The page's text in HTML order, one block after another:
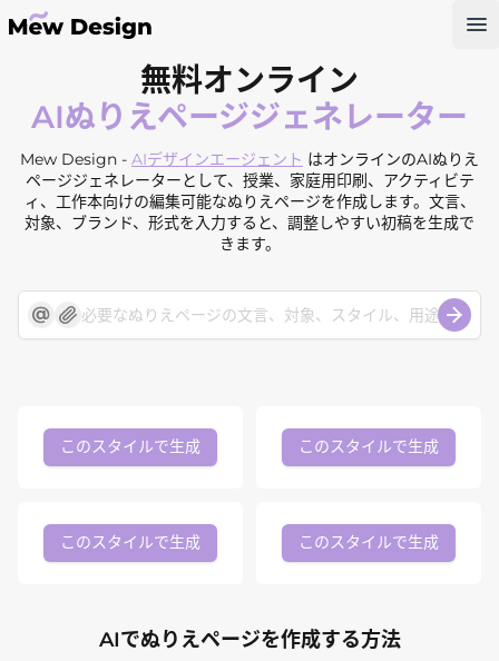
無料オンライン
AIぬりえページジェネレーター
Mew Design - AIデザインエージェント はオンラインのAIぬりえ
ページジェネレーターとして、授業、家庭用印刷、アクティビテ
ィ、工作本向けの編集可能なぬりえページを作成します。文言、
対象、ブランド、形式を入力すると、調整しやすい初稿を生成で
きます。
このスタイルで生成 このスタイルで生成
このスタイルで生成 このスタイルで生成
AIでぬりえページを作成する方法